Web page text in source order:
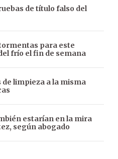
de título falso del
para este
frío el fin de semana
de limpieza a la misma
estarían en la mira
según abogado